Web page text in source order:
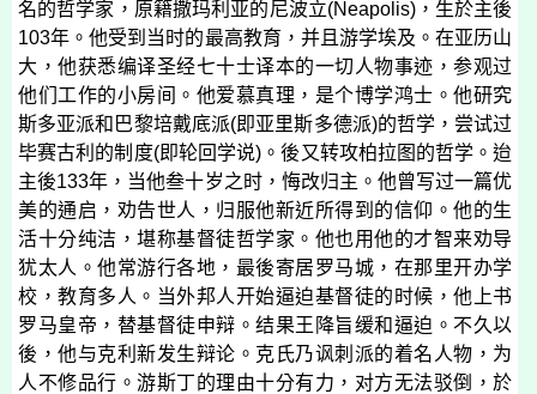
名的哲学家，原籍撒玛利亚的尼波立(Neapolis)，生於主後
103年。他受到当时的最高教育，并且游学埃及。在亚历山
大，他获悉编译圣经七十士译本的一切人物事迹，参观过
他们工作的小房间。他爱慕真理，是个博学鸿士。他研究
斯多亚派和巴黎培戴底派(即亚里斯多德派)的哲学，尝试过
毕赛古利的制度(即轮回学说) 。後又转攻柏拉图的哲学。迨
主後133年，当他叁十岁之时，悔改归主。他曾写过一篇优
美的通启，劝告世人，归服他新近所得到的信仰。他的生
活十分纯洁，堪称基督徒哲学家。他也用他的才智来劝导
犹太人。他常游行各地，最後寄居罗马城，在那里开办学
校，教育多人。当外邦人开始逼迫基督徒的时候，他上书
罗马皇帝，替基督徒申辩。结果王降旨缓和逼迫。不久以
後，他与克利新发生辩论。克氏乃讽刺派的着名人物，为
人不修品行。游斯丁的理由十分有力，对方无法驳倒，於